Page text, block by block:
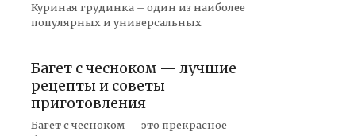
Куриная грудинка – один из наиболее
популярных и универсальных
Багет с чесноком — лучшие
рецепты и советы
приготовления
Багет с чесноком — это прекрасное